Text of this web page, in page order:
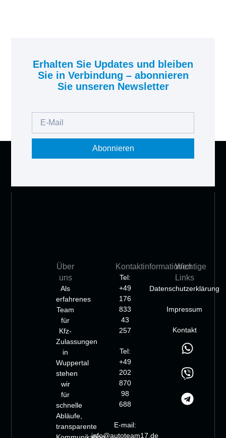
Erhalten Sie Updates und bleiben
Sie in Verbindung – abonnieren
Sie unseren Newsletter
Abonnieren
Über
uns
Als
erfahrenes
Team
für
Kfz-
Zulassungen
in
Wuppertal
stehen
wir
für
schnelle
Abläufe,
transparente
Kontaktinformationen
Tel:
+49
176
833
43
257
Tel:
+49
202
870
98
688
E-mail:
info@autoteam17.de
Wichtige
Links
Datenschutzerklärung
Impressum
Kontakt